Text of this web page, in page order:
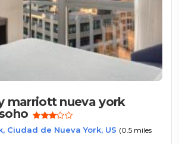
marriott nueva york
Ciudad de Nueva York, US (0.5 miles